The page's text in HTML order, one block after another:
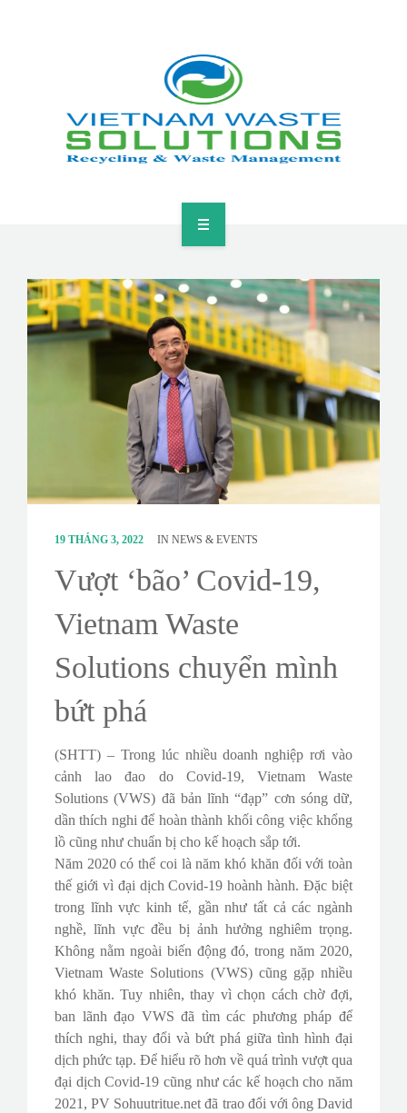
ABOUT
GREEN SOLUTIONS
19 THÁNG 3, 2022 IN NEWS & EVENTS
Vượt ‘bão’ Covid-19,
Vietnam Waste
Solutions chuyển mình
bứt phá
(SHTT) – Trong lúc nhiều doanh nghiệp rơi vào
cảnh lao đao do Covid-19, Vietnam Waste
Solutions (VWS) đã bản lĩnh “đạp” cơn sóng dữ,
dần thích nghi để hoàn thành khối công việc khổng
lồ cũng như chuẩn bị cho kế hoạch sắp tới.
Năm 2020 có thể coi là năm khó khăn đối với toàn
thế giới vì đại dịch Covid-19 hoành hành. Đặc biệt
trong lĩnh vực kinh tế, gần như tất cả các ngành
nghề, lĩnh vực đều bị ảnh hưởng nghiêm trọng.
Không nằm ngoài biến động đó, trong năm 2020,
Vietnam Waste Solutions (VWS) cũng gặp nhiều
khó khăn. Tuy nhiên, thay vì chọn cách chờ đợi,
ban lãnh đạo VWS đã tìm các phương pháp để
thích nghi, thay đổi và bứt phá giữa tình hình đại
dịch phức tạp. Để hiểu rõ hơn về quá trình vượt qua
đại dịch Covid-19 cũng như các kế hoạch cho năm
2021, PV Sohuutritue.net đã trao đổi với ông David